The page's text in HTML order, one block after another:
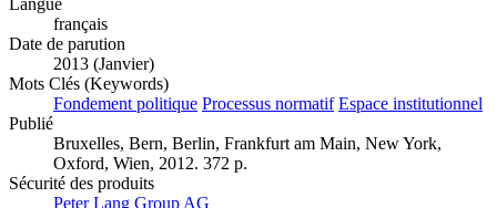
Langue
français
Date de parution
2013 (Janvier)
Mots Clés (Keywords)
Fondement politique Processus normatif Espace institutionnel
Publié
Bruxelles, Bern, Berlin, Frankfurt am Main, New York,
Oxford, Wien, 2012. 372 p.
Sécurité des produits
Peter Lang Group AG